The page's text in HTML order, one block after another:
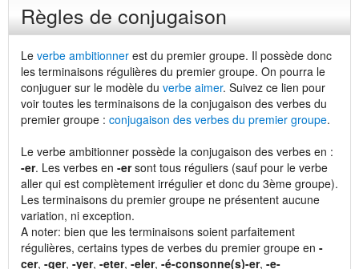
Règles de conjugaison
Le verbe ambitionner est du premier groupe. Il possède donc
les terminaisons régulières du premier groupe. On pourra le
conjuguer sur le modèle du verbe aimer. Suivez ce lien pour
voir toutes les terminaisons de la conjugaison des verbes du
premier groupe : conjugaison des verbes du premier groupe.
Le verbe ambitionner possède la conjugaison des verbes en :
-er. Les verbes en -ersont tous réguliers (sauf pour le verbe
aller qui est complètement irrégulier et donc du 3ème groupe).
Les terminaisons du premier groupe ne présentent aucune
variation, ni exception.
A noter: bien que les terminaisons soient parfaitement
régulières, certains types de verbes du premier groupe en -
cer, -ger, -yer, -eter, -eler, -é-consonne(s)-er, -e-